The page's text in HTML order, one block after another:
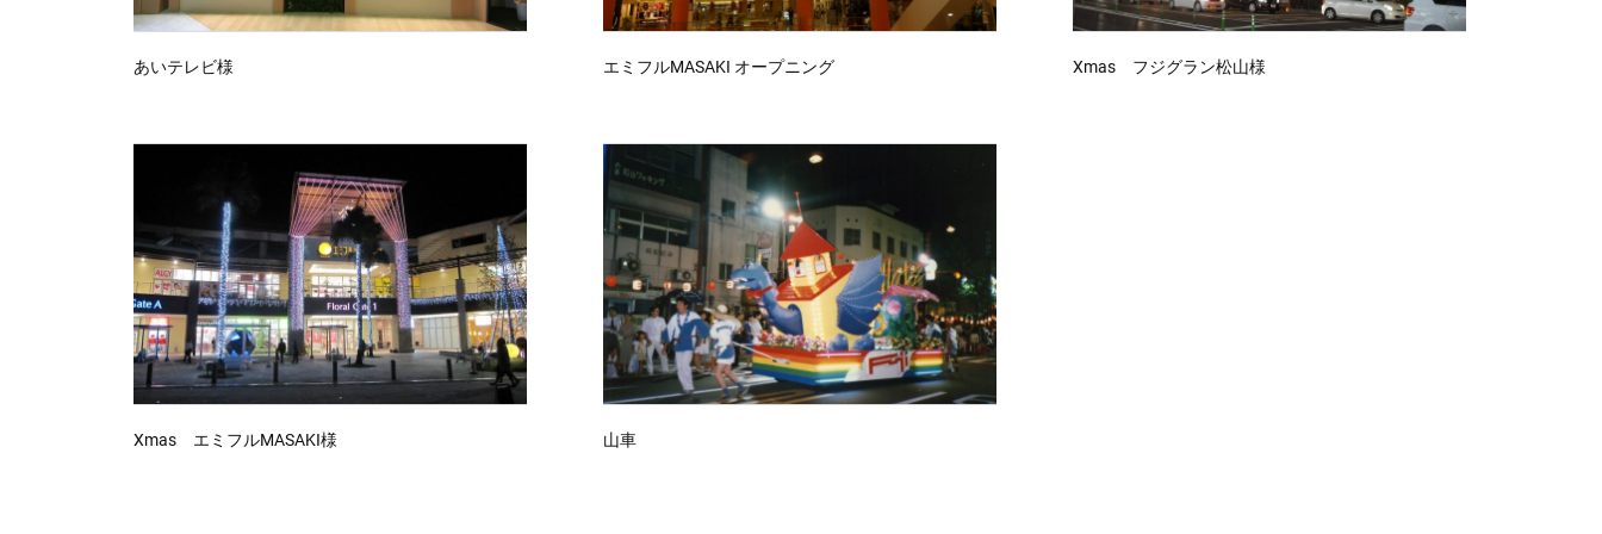
あいテレビ様 エミフルMASAKI オープニング Xmas フジグラン松山様
Xmas エミフルMASAKI様 山車